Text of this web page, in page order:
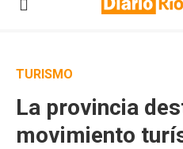
TURISMO
La provincia
movimiento